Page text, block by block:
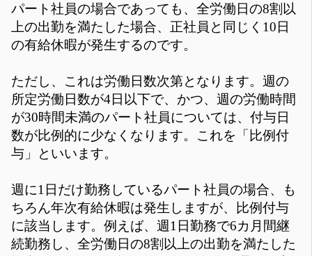
パート社員の場合であっても、全労働日の8割以
上の出勤を満たした場合、正社員と同じく10日
の有給休暇が発生するのです。
ただし、これは労働日数次第となります。週の
所定労働日数が4日以下で、かつ、週の労働時間
が30時間未満のパート社員については、付与日
数が比例的に少なくなります。これを「比例付
与」といいます。
週に1日だけ勤務しているパート社員の場合、も
ちろん年次有給休暇は発生しますが、比例付与
に該当します。例えば、週1日勤務で6カ月間継
続勤務し、全労働日の8割以上の出勤を満たした